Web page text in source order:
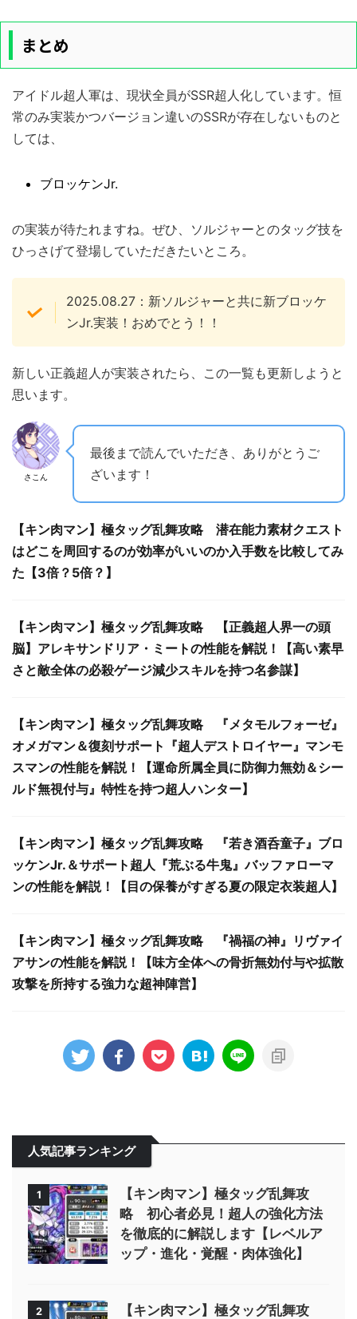
まとめ
アイドル超人軍は、現状全員がSSR超人化しています。恒
常のみ実装かつバージョン違いのSSRが存在しないものと
しては、
ブロッケンJr.
の実装が待たれますね。ぜひ、ソルジャーとのタッグ技を
ひっさげて登場していただきたいところ。
2025.08.27：新ソルジャーと共に新ブロッケ
ンJr.実装！おめでとう！！
新しい正義超人が実装されたら、この一覧も更新しようと
思います。
さこん
最後まで読んでいただき、ありがとうご
ざいます！
【キン肉マン】極タッグ乱舞攻略 潜在能力素材クエスト
はどこを周回するのが効率がいいのか入手数を比較してみ
た【3倍？5倍？】
【キン肉マン】極タッグ乱舞攻略 【正義超人界一の頭
脳】アレキサンドリア・ミートの性能を解説！【高い素早
さと敵全体の必殺ゲージ減少スキルを持つ名参謀】
【キン肉マン】極タッグ乱舞攻略 『メタモルフォーゼ』
オメガマン＆復刻サポート『超人デストロイヤー』マンモ
スマンの性能を解説！【運命所属全員に防御力無効＆シー
ルド無視付与』特性を持つ超人ハンター】
【キン肉マン】極タッグ乱舞攻略 『若き酒呑童子』ブロ
ッケンJr.＆サポート超人『荒ぶる牛鬼』バッファローマ
ンの性能を解説！【目の保養がすぎる夏の限定衣装超人】
【キン肉マン】極タッグ乱舞攻略 『禍福の神』リヴァイ
アサンの性能を解説！【味方全体への骨折無効付与や拡散
攻撃を所持する強力な超神陣営】
人気記事ランキング
1
【キン肉マン】極タッグ乱舞攻
略 初心者必見！超人の強化方法
を徹底的に解説します【レベルア
ップ・進化・覚醒・肉体強化】
2 【キン肉マン】極タッグ乱舞攻